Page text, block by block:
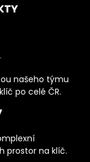
našeho týmu
po celé ČR.
prostor na klíč.